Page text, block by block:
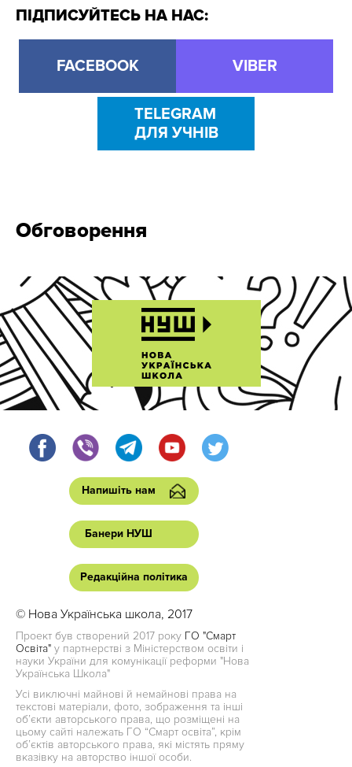
ПІДПИСУЙТЕСЬ НА НАС:
FACEBOOK VIBER
TELEGRAM
ДЛЯ УЧНІВ
Обговорення
Напишіть нам
Банери НУШ
Редакційна політика
© Нова Українська школа, 2017
Проект був створений 2017 року ГО "Смарт
Освіта" у партнерстві з Міністерством освіти і
науки України для комунікації реформи "Нова
Українська Школа"
Усі виключні майнові й немайнові права на
текстові матеріали, фото, зображення та інші
об’єкти авторського права, що розміщені на
цьому сайті належать ГО “Смарт освіта”, крім
об’єктів авторського права, які містять пряму
вказівку на авторство іншої особи.